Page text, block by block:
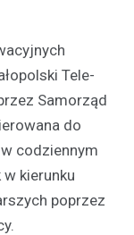
Tele-
Samorząd
do
codziennym
kierunku
poprzez